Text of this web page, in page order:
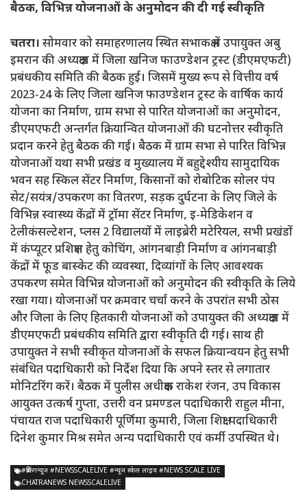
बैठक, विभिन्न योजनाओं के अनुमोदन की दी गई स्वीकृति
चतरा। सोमवार को समाहरणालय स्थित सभाकक्ष में उपायुक्त अबु
इमरान की अध्यक्षता में जिला खनिज फाउण्डेशन ट्रस्ट (डीएमएफटी)
प्रबंधकीय समिति की बैठक हुई। जिसमें मुख्य रूप से वित्तीय वर्ष
2023-24 के लिए जिला खनिज फाउण्डेशन ट्रस्ट के वार्षिक कार्य
योजना का निर्माण, ग्राम सभा से पारित योजनाओं का अनुमोदन,
डीएमएफटी अन्तर्गत क्रियान्वित योजनाओं की घटनोत्तर स्वीकृति
प्रदान करने हेतु बैठक की गई। बैठक में ग्राम सभा से पारित विभिन्न
योजनाओं यथा सभी प्रखंड व मुख्यालय में बहुद्देश्यीय सामुदायिक
भवन सह स्किल सेंटर निर्माण, किसानों को रोबोटिक सोलर पंप
सेट/सयंत्र/उपकरण का वितरण, सड़क दुर्घटना के लिए जिले के
विभिन्न स्वास्थ्य केंद्रों में ट्रॉमा सेंटर निर्माण, इ-मेडिकेशन व
टेलीकंसल्टेशन, प्लस 2 विद्यालयों में लाइब्रेरी मटेरियल, सभी प्रखंडों
में कंप्यूटर प्रशिक्षण हेतु कोचिंग, आंगनबाड़ी निर्माण व आंगनबाड़ी
केंद्रों में फूड बास्केट की व्यवस्था, दिव्यांगों के लिए आवश्यक
उपकरण समेत विभिन्न योजनाओं को अनुमोदन की स्वीकृति के लिये
रखा गया। योजनाओं पर क्रमवार चर्चा करने के उपरांत सभी ठोस
और जिला के लिए हितकारी योजनाओं को उपायुक्त की अध्यक्षता में
डीएमएफटी प्रबंधकीय समिति द्वारा स्वीकृति दी गई। साथ ही
उपायुक्त ने सभी स्वीकृत योजनाओं के सफल क्रियान्वयन हेतु सभी
संबंधित पदाधिकारी को निर्देश दिया कि अपने स्तर से लगातार
मोनिटरिंग करें। बैठक में पुलीस अधीक्षक राकेश रंजन, उप विकास
आयुक्त उत्कर्ष गुप्ता, उत्तरी वन प्रमण्डल पदाधिकारी राहुल मीना,
पंचायत राज पदाधिकारी पूर्णिमा कुमारी, जिला शिक्षा पदाधिकारी
दिनेश कुमार मिश्र समेत अन्य पदाधिकारी एवं कर्मी उपस्थित थे।
#ब्रेकिंगन्यूज #NEWSSCALELIVE #न्यूज स्केल लाइव #NEWS SCALE LIVE
CHATRANEWS NEWSSCALELIVE